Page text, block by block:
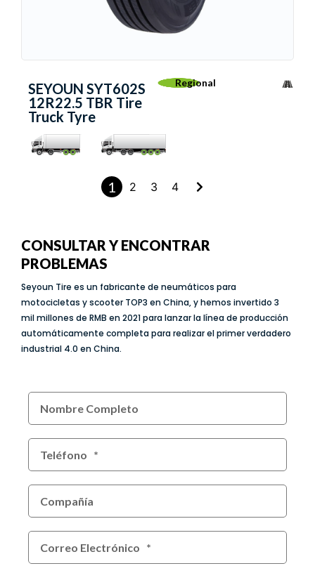
SEYOUN SYT602S
12R22.5 TBR Tire
Truck Tyre
Regional
1 2 3 4
CONSULTAR Y ENCONTRAR
PROBLEMAS
Seyoun Tire es un fabricante de neumáticos para
motocicletas y scooter TOP3 en China, y hemos invertido 3
mil millones de RMB en 2021 para lanzar la línea de producción
automáticamente completa para realizar el primer verdadero
industrial 4.0 en China.